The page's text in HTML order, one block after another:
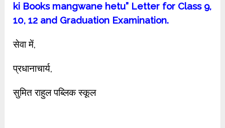
ki Books mangwane hetu” Letter for Class 9,
10, 12 and Graduation Examination.
सेवा में,
प्रधानाचार्य,
सुमित राहुल पब्लिक स्कूल